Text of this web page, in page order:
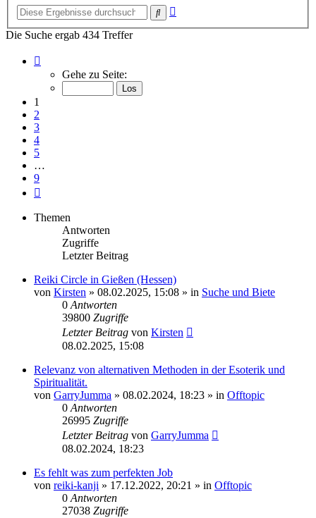
Suche
Die Suche ergab 434 Treffer
von
Gehe zu Seite:
1
2
3
4
5
…
9
Themen
Antworten
Zugriffe
Letzter Beitrag
Reiki Circle in Gießen (Hessen)
von Kirsten » 08.02.2025, 15:08 » in Suche und Biete
0 Antworten
39800 Zugriffe
Letzter Beitrag von Kirsten
08.02.2025, 15:08
Relevanz von alternativen Methoden in der Esoterik und
Spiritualität.
von GarryJumma » 08.02.2024, 18:23 » in Offtopic
0 Antworten
26995 Zugriffe
Letzter Beitrag von GarryJumma
08.02.2024, 18:23
Es fehlt was zum perfekten Job
von reiki-kanji » 17.12.2022, 20:21 » in Offtopic
0 Antworten
27038 Zugriffe